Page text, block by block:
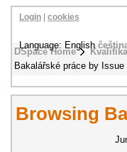
DSpace Home
Bakalářské práce by Issue
Login cookies
Language: English
Browsing